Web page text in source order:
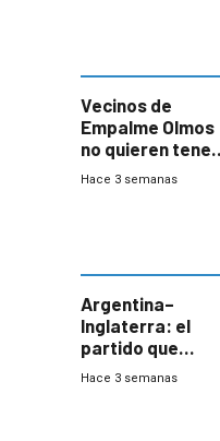
Vecinos de
Empalme Olmos
no quieren tener
cerca una planta
departamental
Hace 3 semanas
Argentina–
Inglaterra: el
partido que
nunca termina
Hace 3 semanas